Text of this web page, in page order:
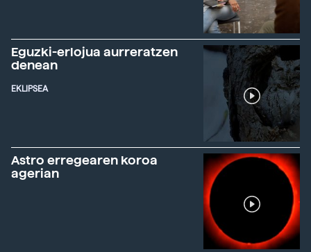
Eguzki-erlojua aurreratzen
denean
EKLIPSEA
Astro erregearen koroa
agerian